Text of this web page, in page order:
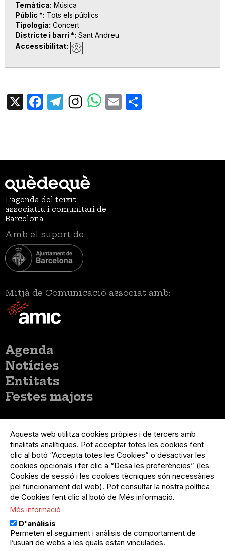
Temàtica Música
Públic * Tots els públics
Tipologia Concert
Districte i barri * Sant Andreu
Accessibilitat
X Facebook
TelegramEmail
L’agenda del teixit
associatiu i comunitari de
Barcelona
Amb el suport de:
Mitjà de Comunicació associat amb:
Menú
principal
Agenda
Notícies
Entitats
Festes majors
del
compte
d'usuari
Menú
usuari
no
loggat
Registre organització
Menú
Peu
Sobre el projecte
Preguntes freqüents
Contacte
Menú
Legal
Política de privacitat
Avís legal
Política de cookies
Aquesta web utilitza cookies pròpies i de tercers amb
finalitats analítiques. Pot acceptar totes les cookies fent
clic al botó “Accepta totes les Cookies” o desactivar les
cookies opcionals i fer clic a “Desa les preferències” (les
Cookies de sessió i les cookies tècniques són necessàries
pel funcionament del web). Pot consultar la nostra política
de Cookies fent clic al botó de Més informació.
Més informació
D'anàlisis
Permeten el seguiment i anàlisis de comportament de
l’usuari de webs a les quals estan vinculades.